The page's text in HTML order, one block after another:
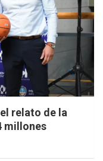
relato de la
millones